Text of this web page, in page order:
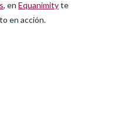
, en Equanimityte
en acción.